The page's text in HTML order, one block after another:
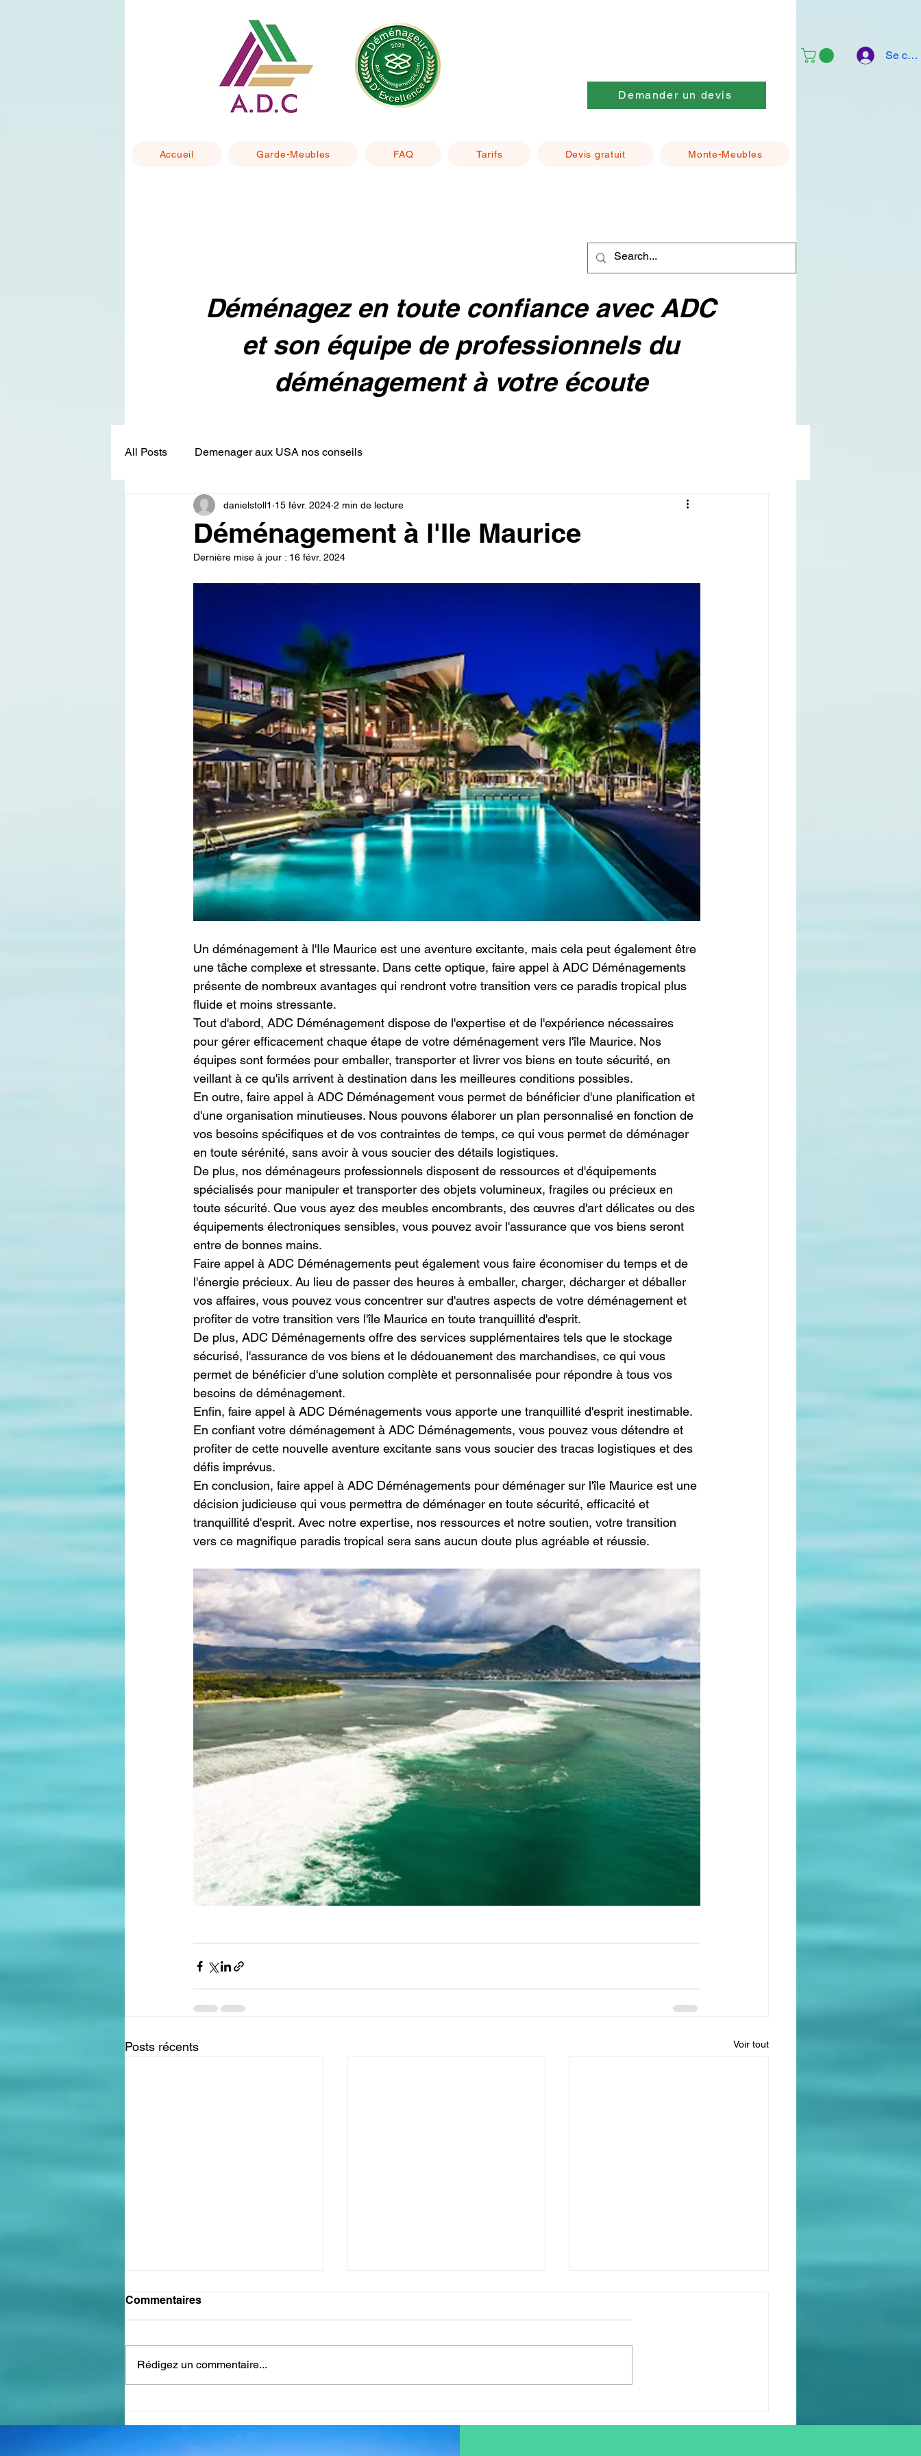
Se
Demander un devis
Accueil Garde-Meubles FAQ Tarifs Devis gratuit Monte-Meubles
Déménagez en toute confiance avec ADC
et son équipe de professionnels du
déménagement à votre écoute
All Posts Demenager aux USA nos conseils
Déménagement à l'Ile Maurice
danielstoll1 15 févr. 2024 2 min de lecture
Dernière mise à jour : 16 févr. 2024
Un déménagement à l'Ile Maurice est une aventure excitante, mais cela peut également être
une tâche complexe et stressante. Dans cette optique, faire appel à ADC Déménagements
présente de nombreux avantages qui rendront votre transition vers ce paradis tropical plus
fluide et moins stressante.
Tout d'abord, ADC Déménagement dispose de l'expertise et de l'expérience nécessaires
pour gérer efficacement chaque étape de votre déménagement vers l'île Maurice. Nos
équipes sont formées pour emballer, transporter et livrer vos biens en toute sécurité, en
veillant à ce qu'ils arrivent à destination dans les meilleures conditions possibles.
En outre, faire appel à ADC Déménagement vous permet de bénéficier d'une planification et
d'une organisation minutieuses. Nous pouvons élaborer un plan personnalisé en fonction de
vos besoins spécifiques et de vos contraintes de temps, ce qui vous permet de déménager
en toute sérénité, sans avoir à vous soucier des détails logistiques.
De plus, nos déménageurs professionnels disposent de ressources et d'équipements
spécialisés pour manipuler et transporter des objets volumineux, fragiles ou précieux en
toute sécurité. Que vous ayez des meubles encombrants, des œuvres d'art délicates ou des
équipements électroniques sensibles, vous pouvez avoir l'assurance que vos biens seront
entre de bonnes mains.
Faire appel à ADC Déménagements peut également vous faire économiser du temps et de
l'énergie précieux. Au lieu de passer des heures à emballer, charger, décharger et déballer
vos affaires, vous pouvez vous concentrer sur d'autres aspects de votre déménagement et
profiter de votre transition vers l'île Maurice en toute tranquillité d'esprit.
De plus, ADC Déménagements offre des services supplémentaires tels que le stockage
sécurisé, l'assurance de vos biens et le dédouanement des marchandises, ce qui vous
permet de bénéficier d'une solution complète et personnalisée pour répondre à tous vos
besoins de déménagement.
Enfin, faire appel à ADC Déménagements vous apporte une tranquillité d'esprit inestimable.
En confiant votre déménagement à ADC Déménagements, vous pouvez vous détendre et
profiter de cette nouvelle aventure excitante sans vous soucier des tracas logistiques et des
défis imprévus.
En conclusion, faire appel à ADC Déménagements pour déménager sur l'île Maurice est une
décision judicieuse qui vous permettra de déménager en toute sécurité, efficacité et
tranquillité d'esprit. Avec notre expertise, nos ressources et notre soutien, votre transition
vers ce magnifique paradis tropical sera sans aucun doute plus agréable et réussie.
Posts récents Voir tout
REMISES DE DEBUT
D'ANNEE
Commentaires
Rédigez un commentaire...